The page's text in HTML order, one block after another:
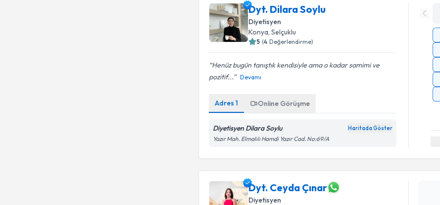
Dyt. Dilara Soylu
Diyetisyen
Konya , Selçuklu
5 (4 Değerlendirme)
Henüz bugün tanıştık kendisiyle ama o kadar samimi ve
pozitif...
Devamı
Adres1 Online Görüşme
Diyetisyen Dilara Soylu Haritada Göster
Yazır Mah. Elmalılı Hamdi Yazır Cad. No:69/A
Dyt. Ceyda Çınar
Diyetisyen